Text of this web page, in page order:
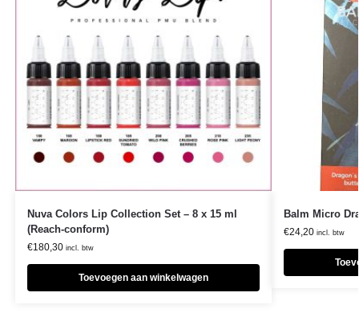
Nuva Colors Lip Collection Set – 8 x 15 ml
(Reach-conform)
€180,30 incl. btw
Toevoegen aan winkelwagen
Balm Micro
€24,20 incl. btw